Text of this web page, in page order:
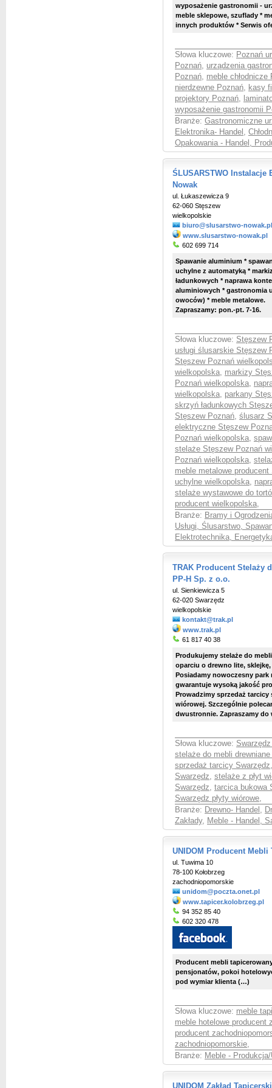
wyposażenie gastronomii -
meble sklepowe, szuflady *
innych produktów * Serwis
Słowa kluczowe: Poznań
Poznań, urządzenia
Poznań, meble chłodnicze
nierdzewne Poznań, kasy
projektory Poznań,
wyposażenie gastronomii
Branże: Gastronomiczne
Elektronika- Handel ,
Opakowania - Handel,
ŚLUSARSTWO Instalacje
Nowak
ul. Łukaszewicza 9
62-060 Stęszew
wielkopolskie
biuro@slusarstwo-nowak.pl
www.slusarstwo-nowak.pl
602 699 714
Spawanie aluminium *
uchylne z automatyką *
ładunkowych * naprawa
aluminiowych * gastronomia
owoców) * meble metalowe.
Zapraszamy: pon.-pt. 7-16.
Słowa kluczowe: Stęszew
usługi ślusarskie Stęszew
Stęszew Poznań
wielkopolska, markizy
Poznań wielkopolska,
wielkopolska, parkany
skrzyń ładunkowych
Stęszew Poznań, ślusarz
elektryczne Stęszew
Poznań wielkopolska,
stelaże Stęszew Poznań
Poznań wielkopolska,
meble metalowe
uchylne wielkopolska,
stelaże wystawowe do
producent wielkopolska,
Branże: Bramy i
Usługi, Ślusarstwo,
Elektrotechnika,
TRAK Producent Stelaży
PP-H Sp. z o.o.
ul. Sienkiewicza 5
62-020 Swarzędz
wielkopolskie
kontakt@trak.pl
www.trak.pl
61 817 40 38
Produkujemy stelaże do
oparciu o drewno lite, sklejkę,
Posiadamy nowoczesny park
gwarantuje wysoką jakość
Prowadzimy sprzedaż tarcicy
wiórowej. Szczególnie
dwustronnie. Zapraszamy do
Słowa kluczowe:
stelaże do mebli
sprzedaż tarcicy Swarzędz
Swarzędz, stelaże z płyt
Swarzędz, tarcica bukowa
Swarzędz płyty wiórowe,
Branże: Drewno- Handel ,
Zakłady, Meble - Handel,
UNIDOM Producent
ul. Tuwima 10
78-100 Kołobrzeg
zachodniopomorskie
unidom@poczta.onet.pl
www.tapicer.kolobrzeg.pl
94 352 85 40
602 320 478
Producent mebli
pensjonatów, pokoi
pod wymiar klienta (…)
Słowa kluczowe: meble
meble hotelowe producent
producent
zachodniopomorskie,
Branże: Meble - Produkcja/
UNIDOM Zakład